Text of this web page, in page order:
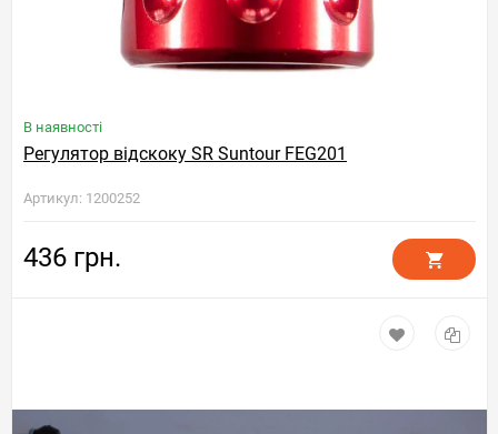
В наявності
Регулятор відскоку SR Suntour FEG201
Артикул: 1200252
436 грн.